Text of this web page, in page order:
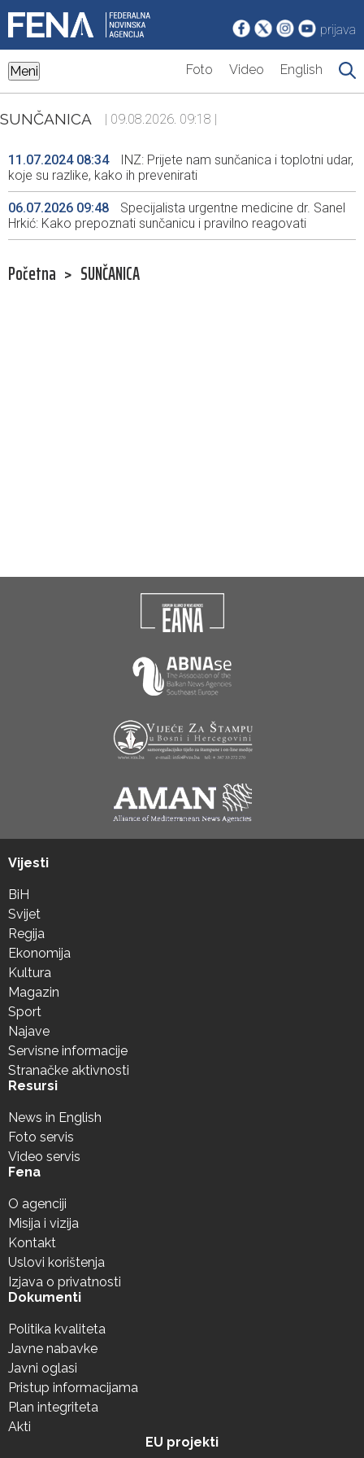
prijava
Meni Foto Video English
SUNČANICA | 09.08.2026. 09:18 |
11.07.2024 08:34
INZ: Prijete nam sunčanica i toplotni udar,
koje su razlike, kako ih prevenirati
06.07.2026 09:48
Specijalista urgentne medicine dr. Sanel
Hrkić: Kako prepoznati sunčanicu i pravilno reagovati
Početna > SUNČANICA
Vijesti
BiH
Svijet
Regija
Ekonomija
Kultura
Magazin
Sport
Najave
Servisne informacije
Stranačke aktivnosti
Resursi
News in English
Foto servis
Video servis
Fena
O agenciji
Misija i vizija
Kontakt
Uslovi korištenja
Izjava o privatnosti
Dokumenti
Politika kvaliteta
Javne nabavke
Javni oglasi
Pristup informacijama
Plan integriteta
Akti
EU projekti